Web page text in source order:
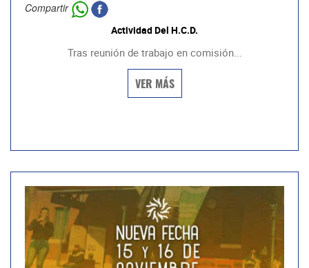
Compartir
Actividad Del H.C.D.
Tras reunión de trabajo en comisión...
VER MÁS